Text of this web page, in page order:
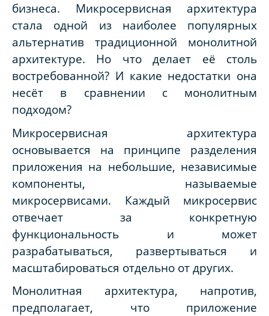
бизнеса. Микросервисная архитектура
стала одной из наиболее популярных
альтернатив традиционной монолитной
архитектуре. Но что делает её столь
востребованной? И какие недостатки она
несёт в сравнении с монолитным
подходом?
Микросервисная архитектура
основывается на принципе разделения
приложения на небольшие, независимые
компоненты, называемые
микросервисами. Каждый микросервис
отвечает за конкретную
функциональность и может
разрабатываться, развертываться и
масштабироваться отдельно от других.
Монолитная архитектура, напротив,
предполагает, что приложение